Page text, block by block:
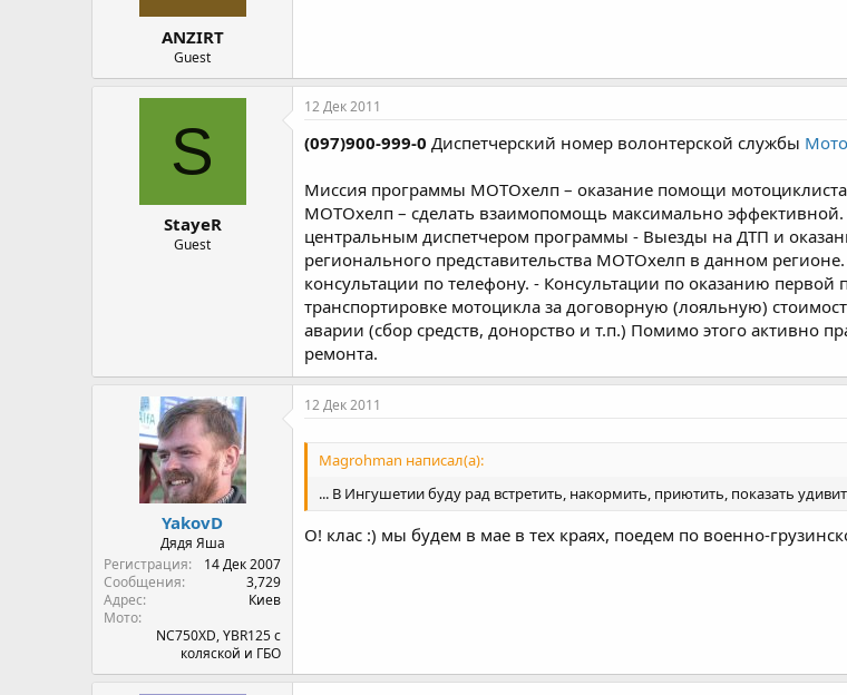
ANZIRT
Guest
S
StayeR
Guest
12 Дек 2011
(097)900-999-0 Диспетчерский номер волонтерской службы
Миссия программы МОТОхелп – оказание помощи
МОТОхелп – сделать взаимопомощь максимально
центральным диспетчером программы - Выезды на ДТП и
регионального представительства МОТОхелп в данном
консультации по телефону. - Консультации по оказанию
транспортировке мотоцикла за договорную (лояльную)
аварии (сбор средств, донорство и т.п.) Помимо этого активно
ремонта.
YakovD
Дядя Яша
Регистрация
14 Дек 2007
Сообщения
3,729
Адрес
Киев
Мото
NC750XD, YBR125 с
коляской и ГБО
12 Дек 2011
Magrohman написал(а):
... В Ингушетии буду рад встретить, накормить, приютить, показать
О! клас :) мы будем в мае в тех краях, поедем по военно-